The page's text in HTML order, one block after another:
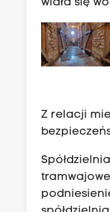
wlała się
Z relacji